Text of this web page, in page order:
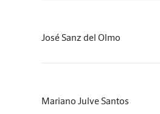
José Sanz del Olmo
Mariano Julve Santos